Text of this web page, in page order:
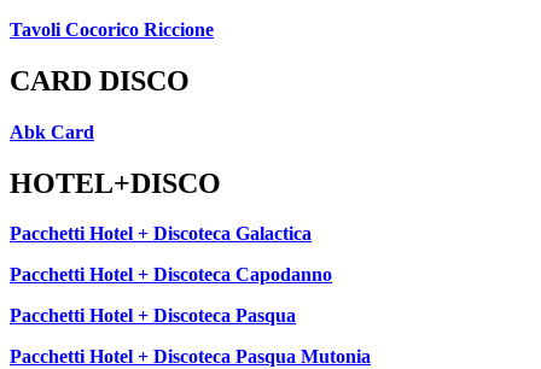
Tavoli Cocorico Riccione
CARD DISCO
Abk Card
HOTEL+DISCO
Pacchetti Hotel + Discoteca Galactica
Pacchetti Hotel + Discoteca Capodanno
Pacchetti Hotel + Discoteca Pasqua
Pacchetti Hotel + Discoteca Pasqua Mutonia